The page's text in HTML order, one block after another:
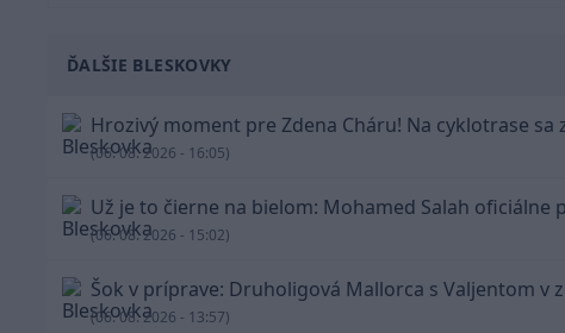
ĎALŠIE BLESKOVKY
Hrozivý moment pre Zdena Cháru! Na cyklotrase sa
(06. 08. 2026 - 16:05)
Už je to čierne na bielom: Mohamed Salah oficiálne
(06. 08. 2026 - 15:02)
Šok v príprave: Druholigová Mallorca s Valjentom v
(06. 08. 2026 - 13:57)